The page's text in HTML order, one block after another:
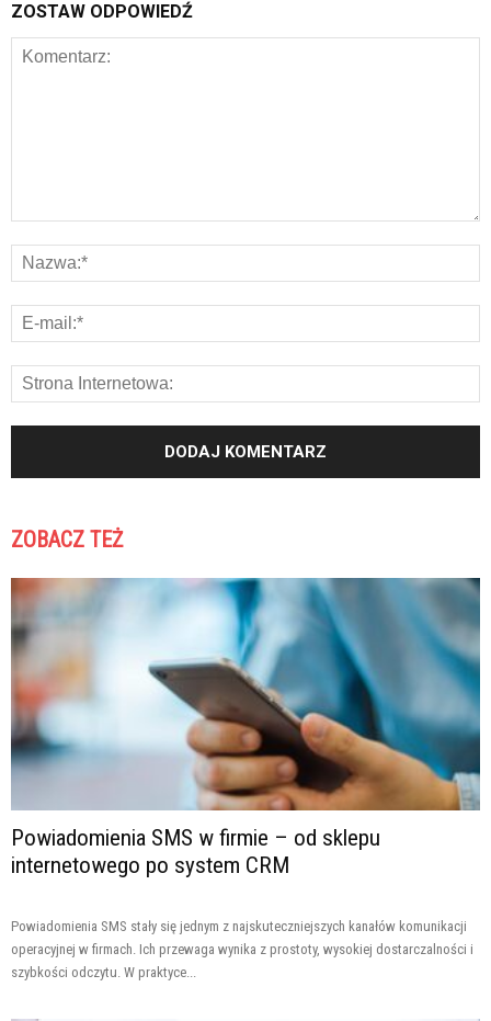
ZOSTAW ODPOWIEDŹ
ZOBACZ TEŻ
Powiadomienia SMS w firmie – od sklepu
internetowego po system CRM
Powiadomienia SMS stały się jednym z najskuteczniejszych kanałów komunikacji
operacyjnej w firmach. Ich przewaga wynika z prostoty, wysokiej dostarczalności i
szybkości odczytu. W praktyce...